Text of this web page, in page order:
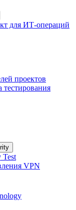
для ИТ-операций
проектов
тестирования
Test
VPN